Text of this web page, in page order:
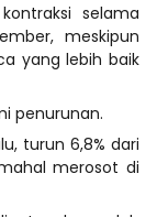
selama
meskipun
yang lebih baik
penurunan.
turun 6,8% dari
merosot di